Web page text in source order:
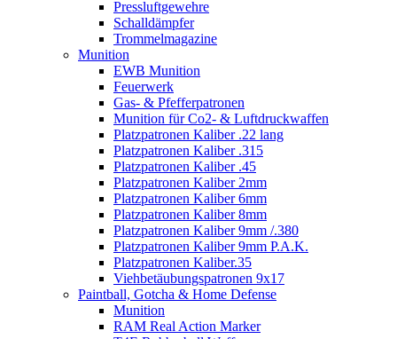
Pressluftgewehre
Schalldämpfer
Trommelmagazine
Munition
EWB Munition
Feuerwerk
Gas- & Pfefferpatronen
Munition für Co2- & Luftdruckwaffen
Platzpatronen Kaliber .22 lang
Platzpatronen Kaliber .315
Platzpatronen Kaliber .45
Platzpatronen Kaliber 2mm
Platzpatronen Kaliber 6mm
Platzpatronen Kaliber 8mm
Platzpatronen Kaliber 9mm /.380
Platzpatronen Kaliber 9mm P.A.K.
Platzpatronen Kaliber.35
Viehbetäubungspatronen 9x17
Paintball, Gotcha & Home Defense
Munition
RAM Real Action Marker